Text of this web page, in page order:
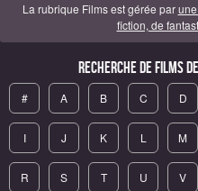
La rubrique Films est gérée par
fiction, de
Recherche de Films
# A B C D
I J K L M
R S T U V